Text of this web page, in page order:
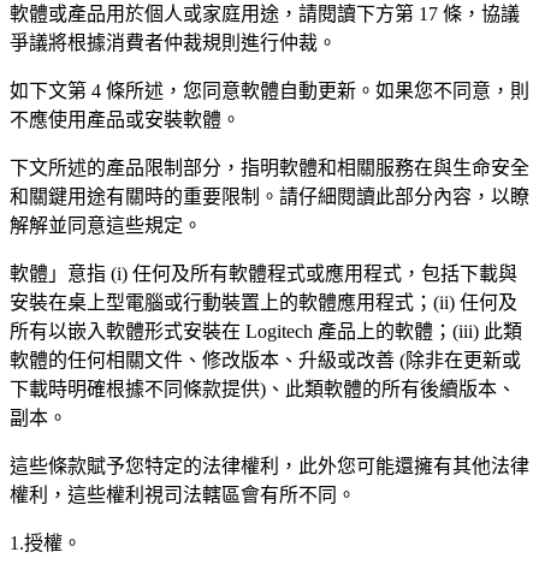
軟體或產品用於個人或家庭用途，請閱讀下方第 17 條，協議
爭議將根據消費者仲裁規則進行仲裁。
如下文第 4 條所述，您同意軟體自動更新。如果您不同意，則
不應使用產品或安裝軟體。
下文所述的產品限制部分，指明軟體和相關服務在與生命安全
和關鍵用途有關時的重要限制。請仔細閱讀此部分內容，以瞭
解解並同意這些規定。
軟體」意指 (i) 任何及所有軟體程式或應用程式，包括下載與
安裝在桌上型電腦或行動裝置上的軟體應用程式；(ii) 任何及
所有以嵌入軟體形式安裝在 Logitech 產品上的軟體；(iii) 此類
軟體的任何相關文件、修改版本、升級或改善 (除非在更新或
下載時明確根據不同條款提供)、此類軟體的所有後續版本、
副本。
這些條款賦予您特定的法律權利，此外您可能還擁有其他法律
權利，這些權利視司法轄區會有所不同。
1.授權。